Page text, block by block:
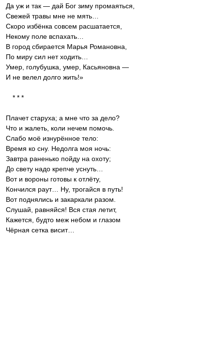
Да уж и так — дай Бог зиму промаяться,
‎Свежей травы мне не мять…
Скоро избёнка совсем расшатается,
‎Некому поле вспахать…
В город сбирается Марья Романовна,
‎По миру сил нет ходить…
Умер, голубушка, умер, Касьяновна —
‎И не велел долго жить!»
Плачет старуха; а мне что за дело?
Что и жалеть, коли нечем помочь.
Слабо моё изнурённое тело:
Время ко сну. Недолга моя ночь:
Завтра раненько пойду на охоту;
До свету надо крепче уснуть…
Вот и вороны готовы к отлёту,
Кончился раут… Ну, трогайся в путь!
Вот поднялись и закаркали разом.
Слушай, равняйся! Вся стая летит,
Кажется, будто меж небом и глазом
‎Чёрная сетка висит…